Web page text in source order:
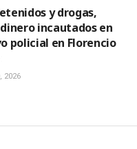
y drogas,
incautados en
policial en Florencio
2026